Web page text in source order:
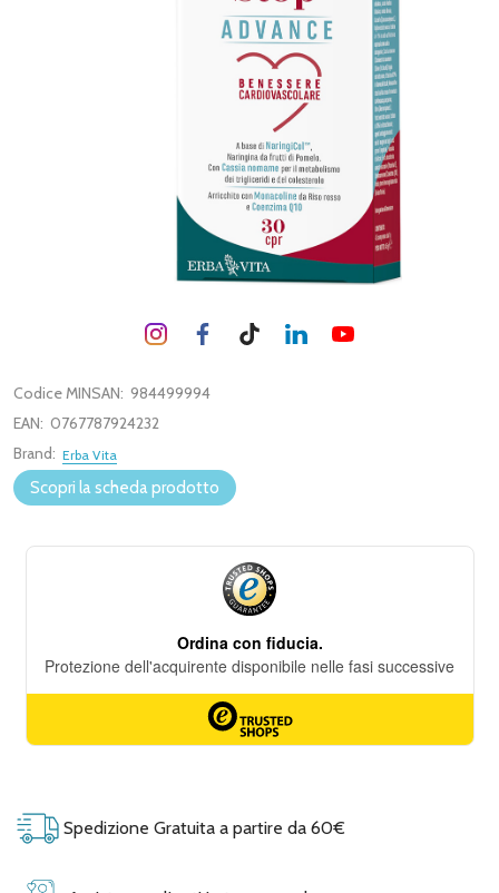
Codice MINSAN: 984499994
EAN: 0767787924232
Brand: Erba Vita
Scopri la scheda prodotto
Spedizione Gratuita a partire da 60€